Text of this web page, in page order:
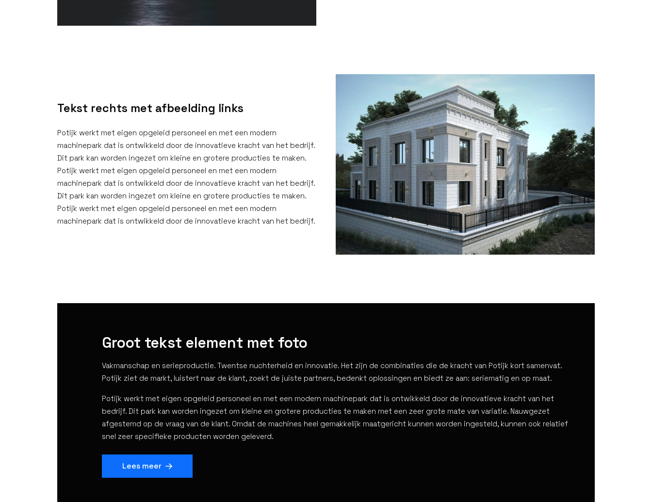
Tekst rechts met afbeelding links
Potijk werkt met eigen opgeleid personeel en met een modern
machinepark dat is ontwikkeld door de innovatieve kracht van het bedrijf.
Dit park kan worden ingezet om kleine en grotere producties te maken.
Potijk werkt met eigen opgeleid personeel en met een modern
machinepark dat is ontwikkeld door de innovatieve kracht van het bedrijf.
Dit park kan worden ingezet om kleine en grotere producties te maken.
Potijk werkt met eigen opgeleid personeel en met een modern
machinepark dat is ontwikkeld door de innovatieve kracht van het bedrijf.
Groot tekst element met foto
Vakmanschap en serieproductie. Twentse nuchterheid en innovatie. Het zijn de combinaties die de kracht van Potijk kort samenvat.
Potijk ziet de markt, luistert naar de klant, zoekt de juiste partners, bedenkt oplossingen en biedt ze aan: seriematig en op maat.
Potijk werkt met eigen opgeleid personeel en met een modern machinepark dat is ontwikkeld door de innovatieve kracht van het
bedrijf. Dit park kan worden ingezet om kleine en grotere producties te maken met een zeer grote mate van variatie. Nauwgezet
afgestemd op de vraag van de klant. Omdat de machines heel gemakkelijk maatgericht kunnen worden ingesteld, kunnen ook relatief
snel zeer specifieke producten worden geleverd.
Lees meer